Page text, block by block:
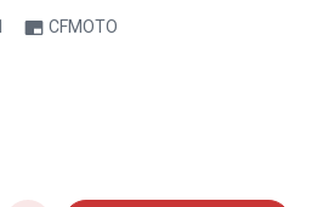
branding_watermark CFMOTO